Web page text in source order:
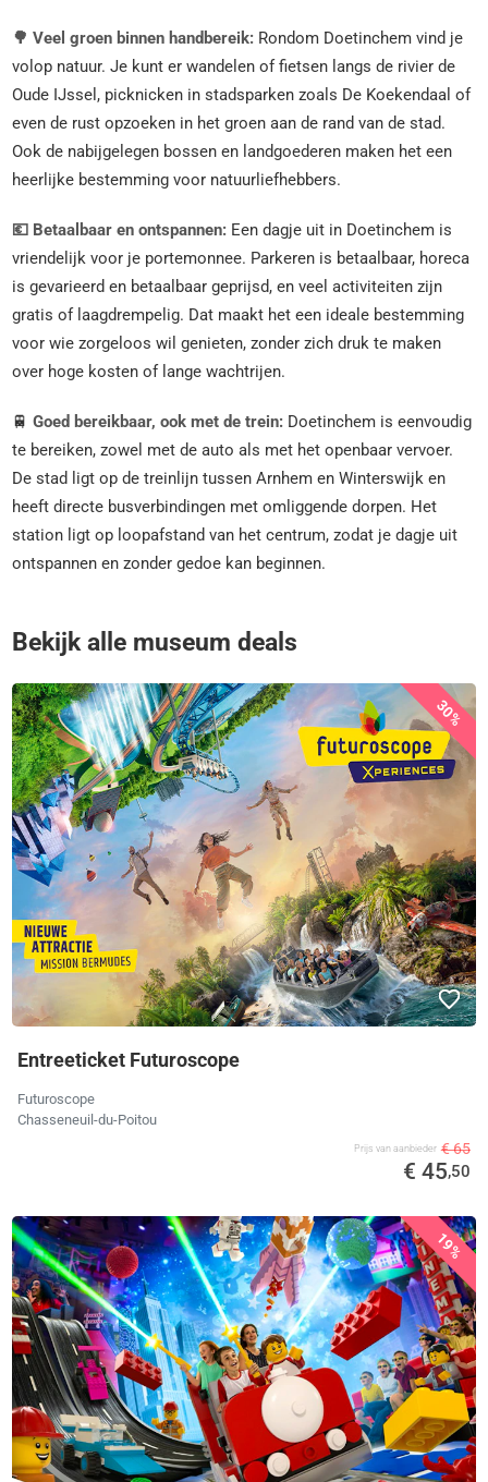
🌳 Veel groen binnen handbereik: Rondom Doetinchem vind je
volop natuur. Je kunt er wandelen of fietsen langs de rivier de
Oude IJssel, picknicken in stadsparken zoals De Koekendaal of
even de rust opzoeken in het groen aan de rand van de stad.
Ook de nabijgelegen bossen en landgoederen maken het een
heerlijke bestemming voor natuurliefhebbers.
💶 Betaalbaar en ontspannen: Een dagje uit in Doetinchem is
vriendelijk voor je portemonnee. Parkeren is betaalbaar, horeca
is gevarieerd en betaalbaar geprijsd, en veel activiteiten zijn
gratis of laagdrempelig. Dat maakt het een ideale bestemming
voor wie zorgeloos wil genieten, zonder zich druk te maken
over hoge kosten of lange wachtrijen.
🚆 Goed bereikbaar, ook met de trein: Doetinchem is eenvoudig
te bereiken, zowel met de auto als met het openbaar vervoer.
De stad ligt op de treinlijn tussen Arnhem en Winterswijk en
heeft directe busverbindingen met omliggende dorpen. Het
station ligt op loopafstand van het centrum, zodat je dagje uit
ontspannen en zonder gedoe kan beginnen.
Bekijk alle museum deals
30%
Entreeticket Futuroscope
Futuroscope
Chasseneuil-du-Poitou
Prijs van aanbieder € 65
€ 45,50
19%